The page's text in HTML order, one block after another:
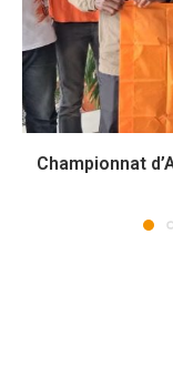
Championnat